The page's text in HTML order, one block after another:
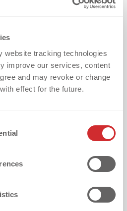
website tracking technologies
improve our services, content
and may revoke or change
effect for the future.
avanti insieme.
10 domande più
termoadesivi, dalla
all’applicazione,
ogni cliente